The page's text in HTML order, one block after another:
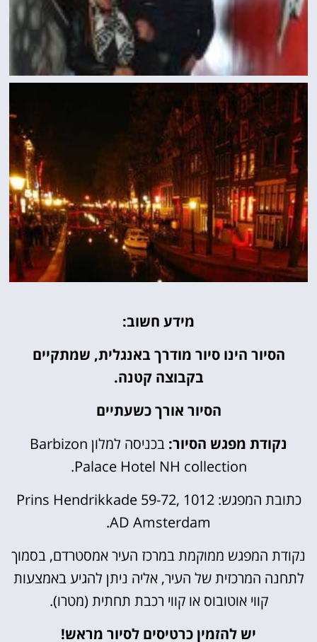
מידע חשוב:
הסיור הינו סיור מודרך באנגלית, שמתקיים
בקבוצה קטנה.
הסיור אורך כשעתיים
נקודת מפגש הסיור: בכניסה למלון Barbizon
Palace Hotel NH collection.
כתובת המפגש: Prins Hendrikkade 59-72, 1012
AD Amsterdam.
נקודת המפגש ממוקמת במרכז העיר אמסטרדם, בסמוך
לתחנה המרכזית של העיר, אליה ניתן להגיע באמצעות
קווי אוטובוס או קווי רכבת תחתית (מטרו).
יש להזמין כרטיסים לסיור מראש!